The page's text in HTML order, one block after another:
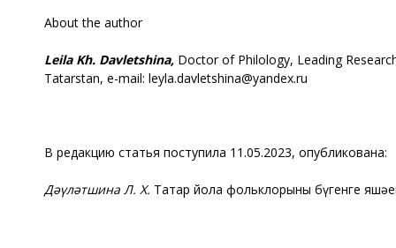
About the author
Leila Kh. Davletshina, Doctor of Philology, Leading
Tatarstan, e-mail: leyla.davletshina@yandex.ru
В редакцию статья поступила 11.05.2023, опубликована:
Дәүләтшина Л. Х. Татар йола фольклорының бүгенге